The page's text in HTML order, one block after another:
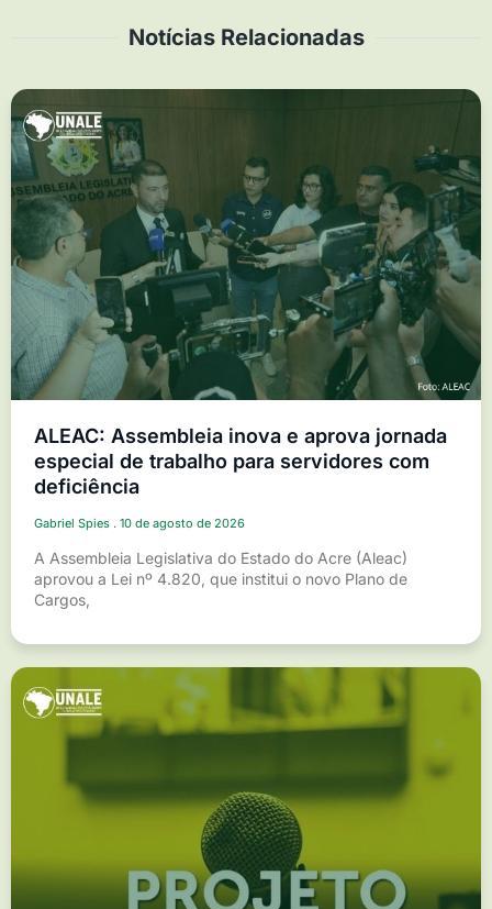
Notícias Relacionadas
ALEAC: Assembleia inova e aprova jornada
especial de trabalho para servidores com
deficiência
Gabriel Spies 10 de agosto de 2026
A Assembleia Legislativa do Estado do Acre (Aleac)
aprovou a Lei nº 4.820, que institui o novo Plano de
Cargos,